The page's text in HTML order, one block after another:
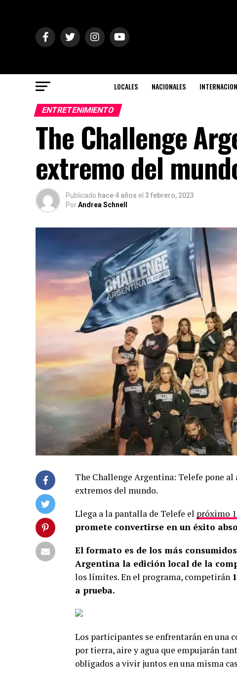
LOCALES NACIONALES
ENTRETENIMIENTO
The Challenge
extremo del
Publicado hace 4 años el 3 febrero, 2023
PorAndrea Schnell
The Challenge Argentina: Telefe pone
extremos del mundo.
Llega a la pantalla de Telefe el próximo
promete convertirse en un éxito
El formato es de los más
Argentina la edición local de la
los límites. En el programa, competirán
a prueba.
Los participantes se enfrentarán en una
por tierra, aire y agua que empujarán
obligados a vivir juntos en una misma